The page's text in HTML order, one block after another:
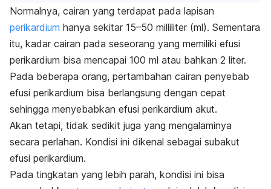
Normalnya, cairan yang terdapat pada lapisan
perikardium hanya sekitar 15–50 milliliter (ml). Sementara
itu, kadar cairan pada seseorang yang memiliki efusi
perikardium bisa mencapai 100 ml atau bahkan 2 liter.
Pada beberapa orang, pertambahan cairan penyebab
efusi perikardium bisa berlangsung dengan cepat
sehingga menyebabkan efusi perikardium akut.
Akan tetapi, tidak sedikit juga yang mengalaminya
secara perlahan. Kondisi ini dikenal sebagai subakut
efusi perikardium.
Pada tingkatan yang lebih parah, kondisi ini bisa